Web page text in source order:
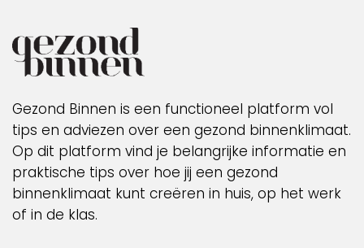
Gezond Binnen is een functioneel platform vol
tips en adviezen over een gezond binnenklimaat.
Op dit platform vind je belangrijke informatie en
praktische tips over hoe jij een gezond
binnenklimaat kunt creëren in huis, op het werk
of in de klas.